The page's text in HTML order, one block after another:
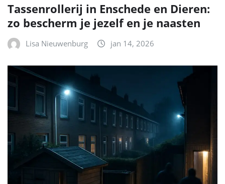
Tassenrollerij in Enschede en Dieren:
zo bescherm je jezelf en je naasten
Lisa Nieuwenburg jan 14, 2026